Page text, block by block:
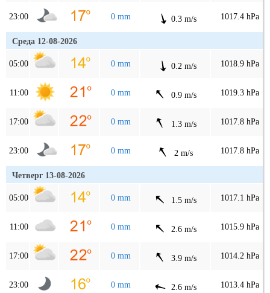
23:00 0 mm 0.3 m/s 1017.4 hPa
Среда 12-08-2026
05:00 0 mm 0.2 m/s 1018.9 hPa
11:00 0 mm 0.9 m/s 1019.3 hPa
17:00 0 mm 1.3 m/s 1017.8 hPa
23:00 0 mm 2 m/s 1017.8 hPa
Четверг 13-08-2026
05:00 0 mm 1.5 m/s 1017.1 hPa
11:00 0 mm 2.6 m/s 1015.9 hPa
17:00 0 mm 3.9 m/s 1014.2 hPa
23:00 0 mm 2.6 m/s 1013.4 hPa